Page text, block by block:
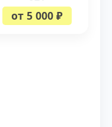
от 5 000 ₽